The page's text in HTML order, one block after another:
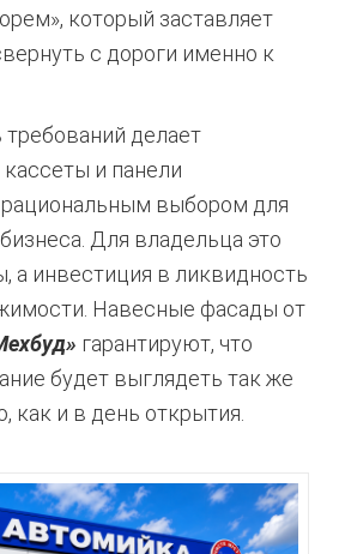
который заставляет
с дороги именно к
требований делает
и панели
выбором для
Для владельца это
а инвестиция в ликвидность
Навесные фасады от
гарантируют, что
будет выглядеть так же
как и в день открытия.